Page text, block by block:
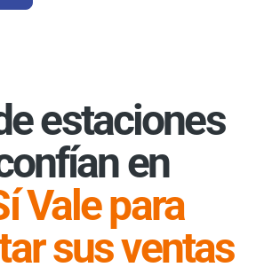
estaciones
en
Vale para
sus ventas